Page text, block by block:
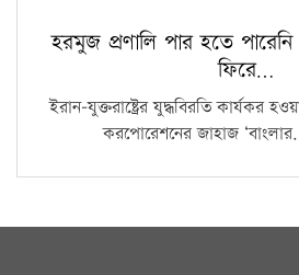
হরমুজ প্রণালি পার হতে পারেনি
ফিরে…
ইরান-যুক্তরাষ্ট্রের যুদ্ধবিরতি কার্যকর
করপোরেশনের জাহাজ